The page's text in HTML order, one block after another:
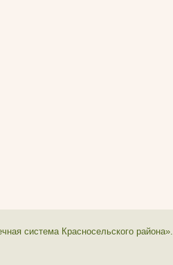
система Красносельского района».